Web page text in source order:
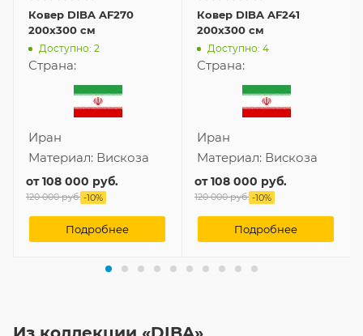
Ковер DIBA AF270
200x300 см
Доступно: 2
Страна:
Иран
Материал: Вискоза
от108 000 руб.
120 000 руб. -10%
Подробнее
Ковер DIBA AF241
200x300 см
Доступно: 4
Страна:
Иран
Материал: Вискоза
от108 000 руб.
120 000 руб. -10%
Подробнее